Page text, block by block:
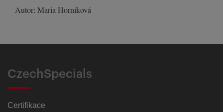
Autor: Maria Horníková
CzechSpecials
Certifikace